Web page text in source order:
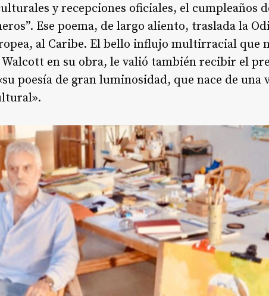
y recepciones oficiales, el cumpleaños
Ese poema, de largo aliento, traslada la
al Caribe. El bello influjo multirracial que
en su obra, le valió también recibir el
poesía de gran luminosidad, que nace de